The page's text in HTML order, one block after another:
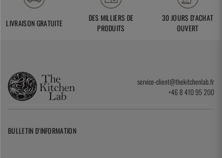
LIVRAISON GRATUITE
DES MILLIERS DE
PRODUITS
30 JOURS D'ACHAT
OUVERT
service-client@thekitchenlab.fr
+46 8 410 95 200
BULLETIN D'INFORMATION